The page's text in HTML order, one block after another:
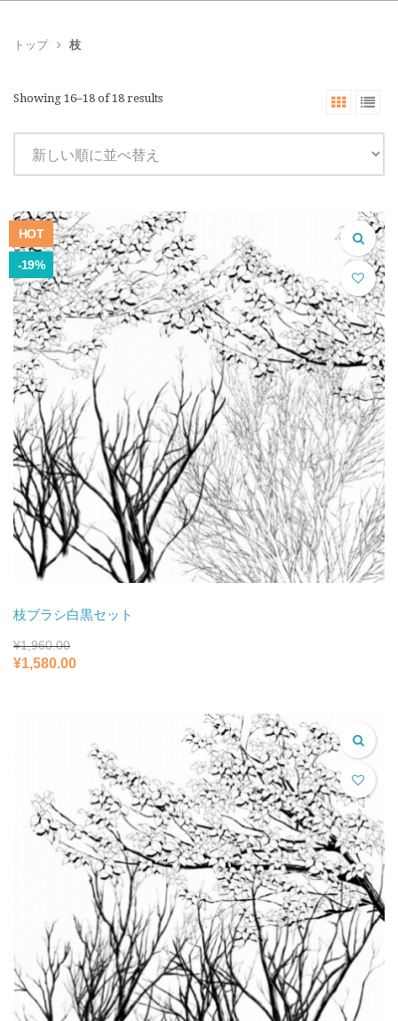
トップ 枝
Showing 16–18 of 18 results
HOT
-19%
枝ブラシ白黒セット
¥1,960.00
元
た。
¥1,580.00
は
¥1,580.00
で
す。